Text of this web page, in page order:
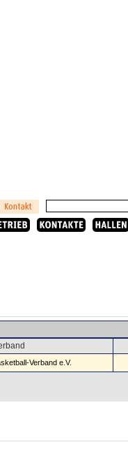
Verband e.V.